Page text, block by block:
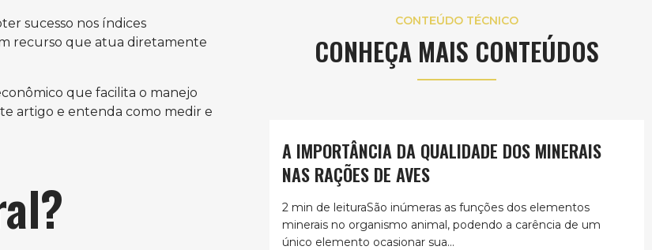
sucesso nos índices
recurso que atua diretamente
que facilita o manejo
artigo e entenda como medir e
CONTEÚDO TÉCNICO
CONHEÇA MAIS CONTEÚDOS
A IMPORTÂNCIA DA QUALIDADE DOS MINERAIS
NAS RAÇÕES DE AVES
2 min de leituraSão inúmeras as funções dos elementos
minerais no organismo animal, podendo a carência de um
único elemento ocasionar sua...